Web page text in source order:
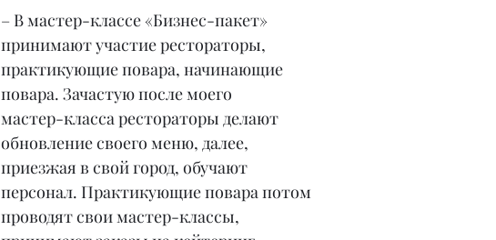
– В мастер-классе «Бизнес-пакет»
принимают участие рестораторы,
практикующие повара, начинающие
повара. Зачастую после моего
мастер-класса рестораторы делают
обновление своего меню, далее,
приезжая в свой город, обучают
персонал. Практикующие повара потом
проводят свои мастер-классы,